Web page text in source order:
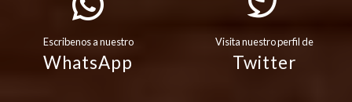
Escribenos a nuestro
WhatsApp
Visita nuestro perfil de
Twitter